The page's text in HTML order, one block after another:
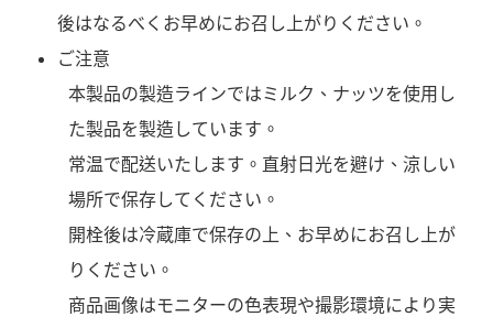
後はなるべくお早めにお召し上がりください。
ご注意
本製品の製造ラインではミルク、ナッツを使用し
た製品を製造しています。
常温で配送いたします。直射日光を避け、涼しい
場所で保存してください。
開栓後は冷蔵庫で保存の上、お早めにお召し上が
りください。
商品画像はモニターの色表現や撮影環境により実